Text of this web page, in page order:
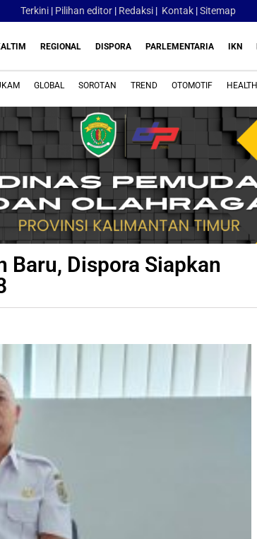
Terkini| Pilihan editor| Redaksi| Kontak|Sitemap
REGIONAL DISPORA PARLEMENTARIA IKN
GLOBAL SOROTAN TREND OTOMOTIF HEALTH
Baru, Dispora Siapkan